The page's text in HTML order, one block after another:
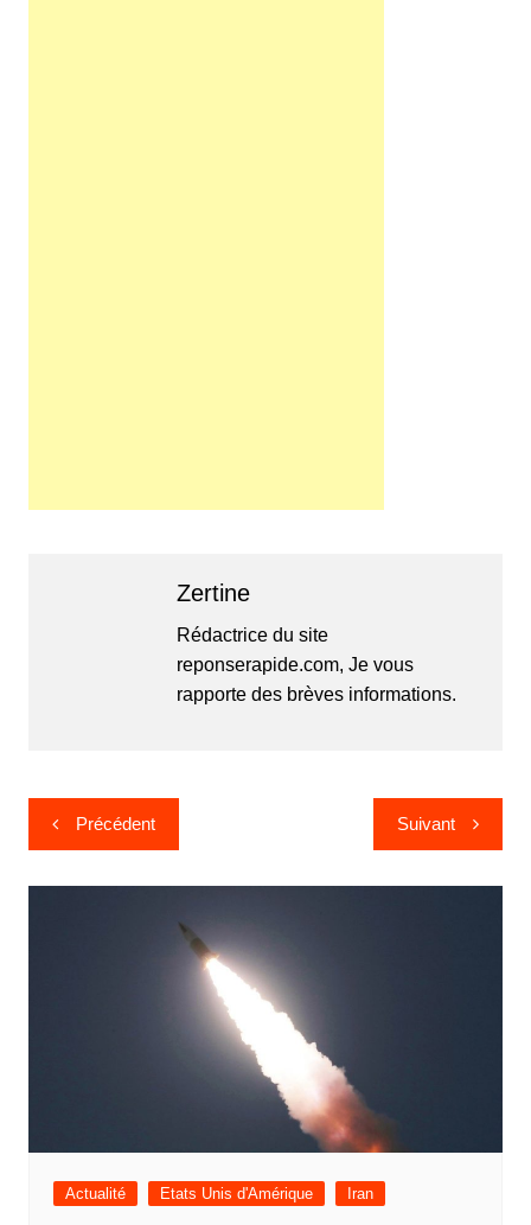
Zertine
Rédactrice du site
reponserapide.com, Je vous
rapporte des brèves informations.
Navigation
de
l’article
Précédent Suivant
Actualité Etats Unis d'Amérique Iran